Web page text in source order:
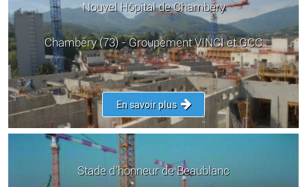
Nouvel Hôpital de Chambéry
Chambéry (73) - Groupement VINCI et GCC
En savoir plus
Stade d’honneur de Beaublanc